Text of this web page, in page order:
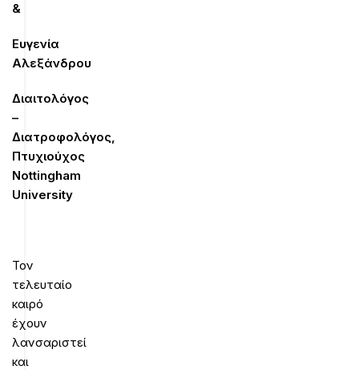
&
Ευγενία
Αλεξάνδρου
Διαιτολόγος
–
Διατροφολόγος,
Πτυχιούχος
Nottingham
University
Τον
τελευταίο
καιρό
έχουν
λανσαριστεί
και